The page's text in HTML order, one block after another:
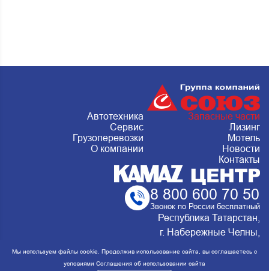
Автотехника
Запасные части
Сервис
Лизинг
Грузоперевозки
Мотель
О компании
Новости
Контакты
8 800 600 70 50
Звонок по России бесплатный
Республика Татарстан,
г. Набережные Челны,
Металлургическая 15, стр.2 Сервис:
ежедневно с 8:00 до 20:00
Мы используем файлы cookie. Продолжив использование сайта, вы соглашаетесь с
условиями Соглашения об использовании сайта